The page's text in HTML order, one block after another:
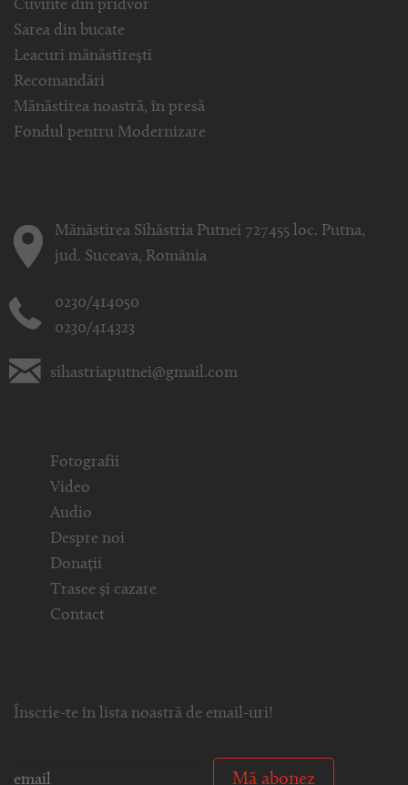
Cuvinte din pridvor
Sarea din bucate
Leacuri mănăstirești
Recomandări
Mănăstirea noastră, în presă
Fondul pentru Modernizare
Mănăstirea Sihăstria Putnei 727455 loc. Putna,
jud. Suceava, România
0230/414050
0230/414323
sihastriaputnei@gmail.com
Fotografii
Video
Audio
Despre noi
Donații
Trasee și cazare
Contact
Înscrie-te în lista noastră de email-uri!
Mă abonez